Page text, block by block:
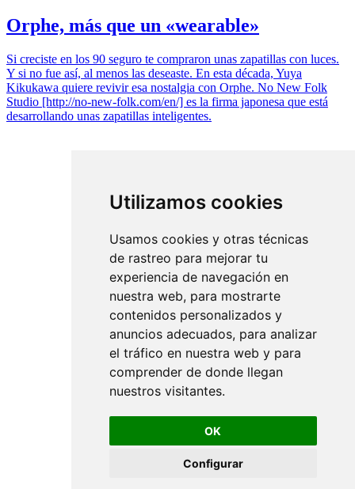
Utilizamos cookies
Usamos cookies y otras técnicas
de rastreo para mejorar tu
experiencia de navegación en
nuestra web, para mostrarte
contenidos personalizados y
anuncios adecuados, para analizar
el tráfico en nuestra web y para
comprender de donde llegan
nuestros visitantes.
OK
Configurar
Orphe, más que un «wearable»
Si creciste en los 90 seguro te compraron unas zapatillas con luces.
Y si no fue así, al menos las deseaste. En esta década, Yuya
Kikukawa quiere revivir esa nostalgia con Orphe. No New Folk
Studio [http://no-new-folk.com/en/] es la firma japonesa que está
desarrollando unas zapatillas inteligentes.